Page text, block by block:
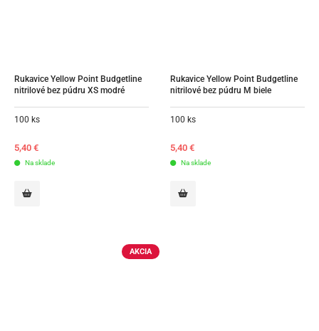
Rukavice Yellow Point Budgetline
nitrilové bez púdru XS modré
100 ks
5,40 €
Na sklade
Rukavice Yellow Point Budgetline
nitrilové bez púdru M biele
100 ks
5,40 €
Na sklade
AKCIA